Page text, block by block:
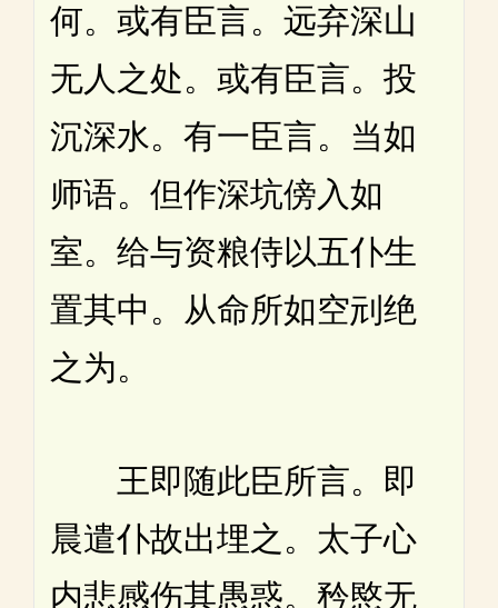
何。或有臣言。远弃深山
无人之处。或有臣言。投
沉深水。有一臣言。当如
师语。但作深坑傍入如
室。给与资粮侍以五仆生
置其中。从命所如空刓绝
之为。
王即随此臣所言。即
晨遣仆故出埋之。太子心
内悲感伤其愚惑。矜愍无